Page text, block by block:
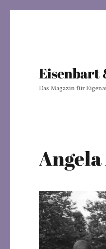
Eisenbart
Das Magazin für